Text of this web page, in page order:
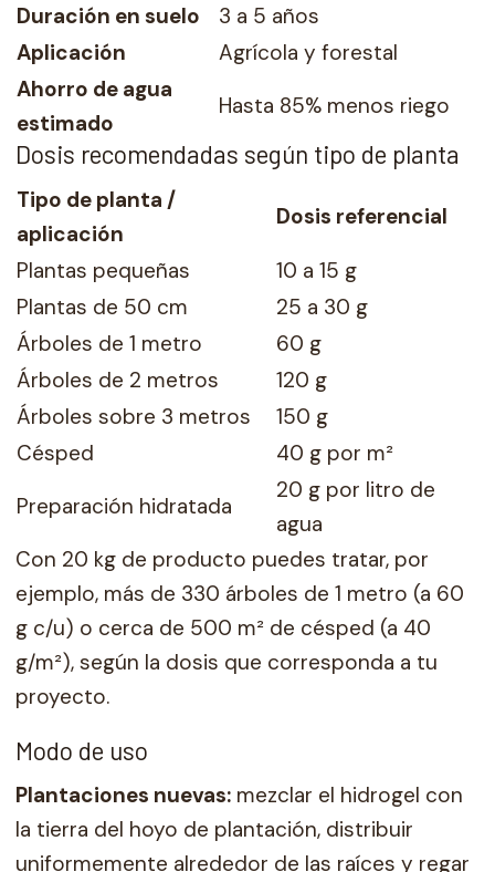
Duración en suelo
3 a 5 años
Aplicación
Agrícola y forestal
Ahorro de agua
estimado
Hasta 85% menos riego
Dosis recomendadas según tipo de planta
Tipo de planta /
aplicación
Dosis referencial
Plantas pequeñas
10 a 15 g
Plantas de 50 cm
25 a 30 g
Árboles de 1 metro
60 g
Árboles de 2 metros
120 g
Árboles sobre 3 metros
150 g
Césped
40 g por m²
Preparación hidratada
20 g por litro de
agua
Con 20 kg de producto puedes tratar, por
ejemplo, más de 330 árboles de 1 metro (a 60
g c/u) o cerca de 500 m² de césped (a 40
g/m²), según la dosis que corresponda a tu
proyecto.
Modo de uso
Plantaciones nuevas: mezclar el hidrogel con
la tierra del hoyo de plantación, distribuir
uniformemente alrededor de las raíces y regar